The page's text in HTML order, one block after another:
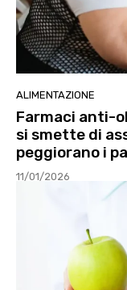
ALIMENTAZIONE
Farmaci anti-
si smette di
peggiorano i
11/01/2026